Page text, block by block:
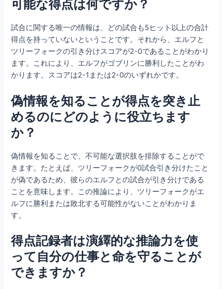
可能な得点は何ですか？
試合に関する唯一の情報は、どの試合も5ヒット以上の合計
得点を持っていないということです。それから、エルフと
ツリーフォークの引き分けスコアが2-0であることがわかり
ます。これにより、エルフがゴブリンに勝利したことがわ
かります。スコアは2-1または2-0のいずれかです。
偽情報を知ることが得点を突き止
めるのにどのように役立ちます
か？
偽情報を知ることで、不可能な選択肢を排除することがで
きます。たとえば、ツリーフォークが0試合引き分けたこと
が偽であるため、彼らのエルフとの試合が引き分けである
ことを意味します。この推論により、ツリーフォークがエ
ルフに勝利または敗北する可能性がないことがわかりま
す。
得点記録者は演繹的な推論力を使
って自分の仕事と命を守ることが
できますか？